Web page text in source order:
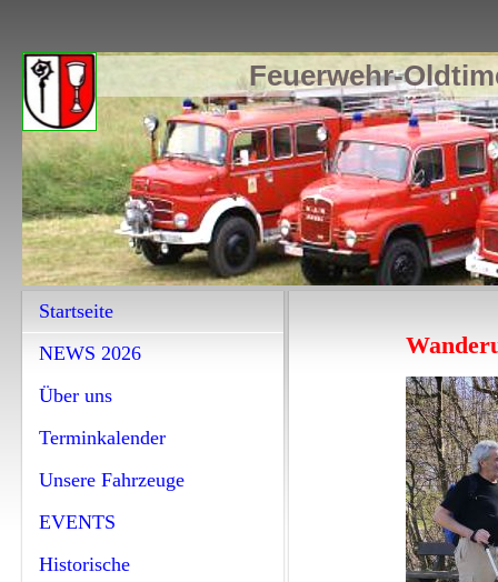
Feuerwehr-
Startseite
NEWS 2026
Über uns
Terminkalender
Unsere Fahrzeuge
EVENTS
Historische